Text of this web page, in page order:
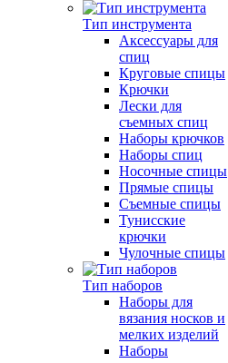
Тип инструмента
Аксессуары для
спиц
Круговые спицы
Крючки
Лески для
съемных спиц
Наборы крючков
Наборы спиц
Носочные спицы
Прямые спицы
Съемные спицы
Тунисские
крючки
Чулочные спицы
Тип наборов
Наборы для
вязания носков и
мелких изделий
Наборы